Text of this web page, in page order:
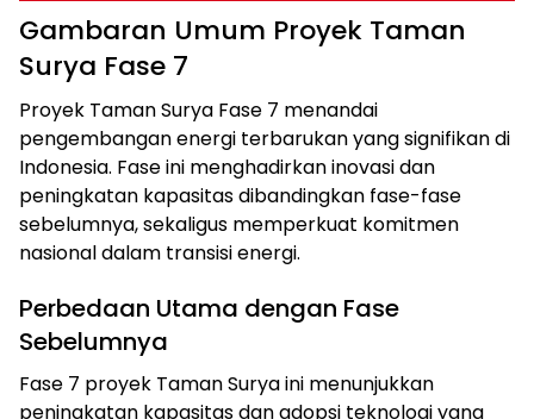
Gambaran Umum Proyek Taman
Surya Fase 7
Proyek Taman Surya Fase 7 menandai
pengembangan energi terbarukan yang signifikan di
Indonesia. Fase ini menghadirkan inovasi dan
peningkatan kapasitas dibandingkan fase-fase
sebelumnya, sekaligus memperkuat komitmen
nasional dalam transisi energi.
Perbedaan Utama dengan Fase
Sebelumnya
Fase 7 proyek Taman Surya ini menunjukkan
peningkatan kapasitas dan adopsi teknologi yang